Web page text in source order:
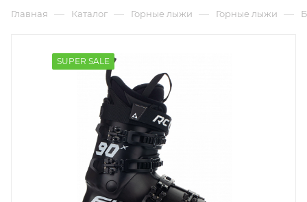
Главная — Каталог — Горные лыжи — Горные лыжи —
SUPER SALE